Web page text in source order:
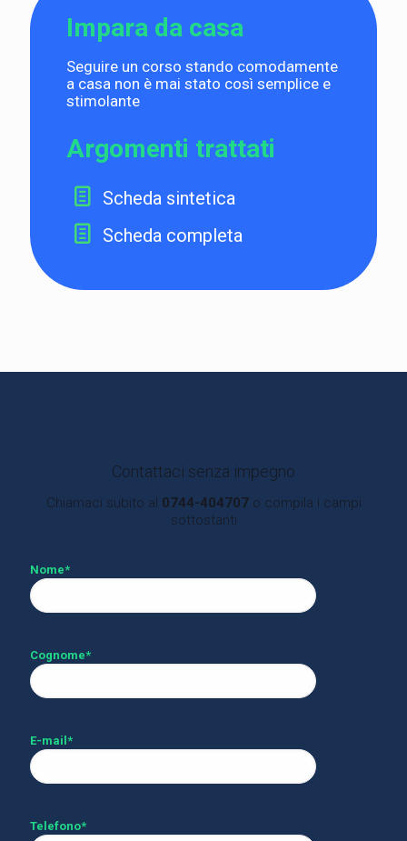
Impara da casa
Seguire un corso stando comodamente
a casa non è mai stato così semplice e
stimolante
Argomenti trattati
Scheda sintetica
Scheda completa
Contattaci senza impegno
Chiamaci subito al 0744-404707o compila i campi
sottostanti
Nome*
Cognome*
E-mail*
Telefono*